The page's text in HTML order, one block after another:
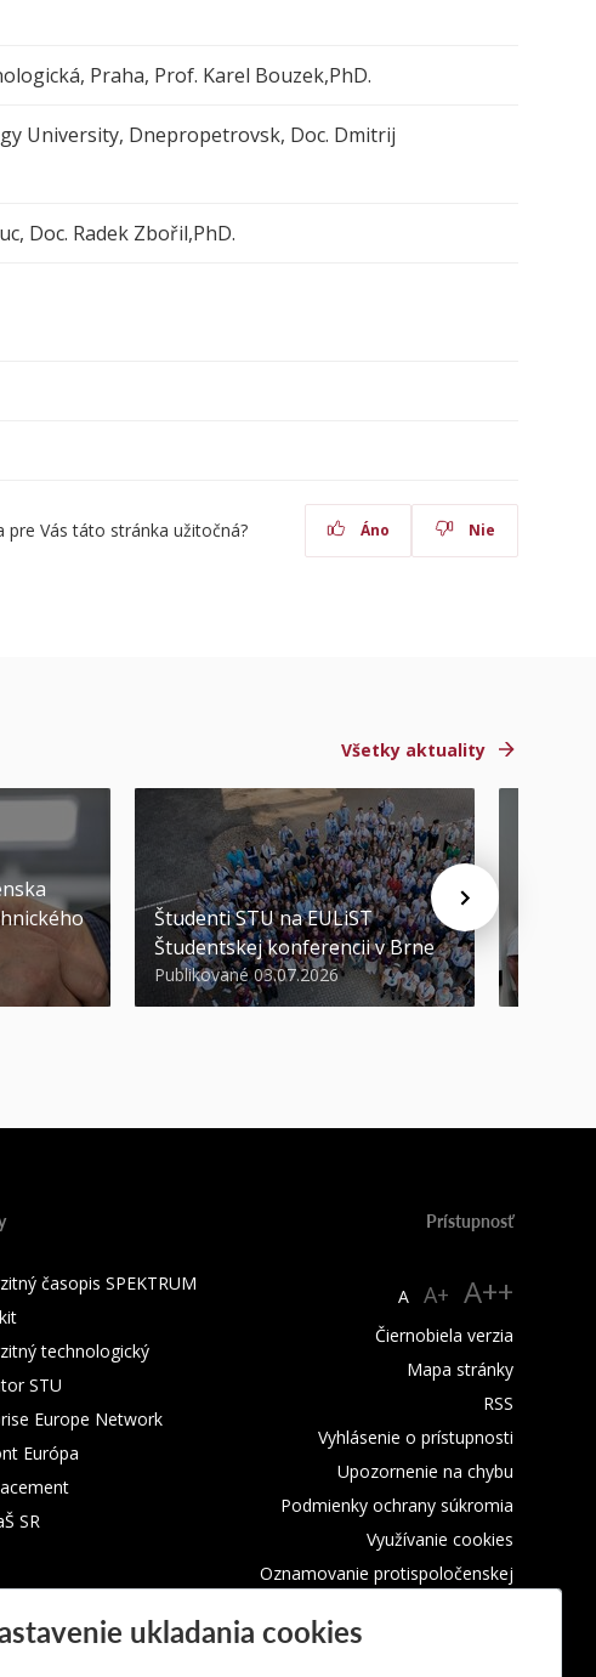
Praha, Prof. Karel Bouzek,PhD.
University, Dnepropetrovsk, Doc. Dmitrij
Doc. Radek Zbořil,PhD.
pre Vás táto stránka užitočná? Áno Nie
Všetky aktuality
Študenti STU na EULiST
Študentskej konferencii v Brne
Publikované 03.07.2026
časopis SPEKTRUM
technologický
STU
Europe Network
Európa
SR
Prístupnosť
A A+ A++
Čiernobiela verzia
Mapa stránky
RSS
Vyhlásenie o prístupnosti
Upozornenie na chybu
Podmienky ochrany súkromia
Využívanie cookies
Oznamovanie protispoločenskej
ukladania cookies